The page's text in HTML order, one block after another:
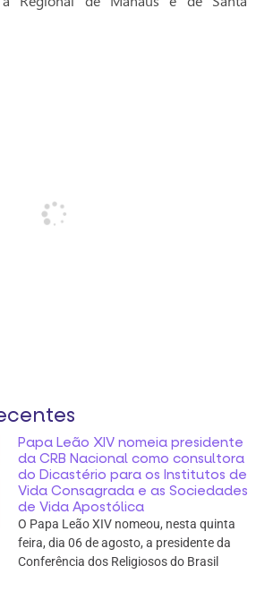
Papa Leão XIV nomeia presidente
da CRB Nacional como consultora
do Dicastério para os Institutos de
Vida Consagrada e as Sociedades
de Vida Apostólica
O Papa Leão XIV nomeou, nesta quinta
feira, dia 06 de agosto, a presidente da
Conferência dos Religiosos do Brasil